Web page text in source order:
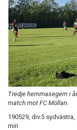
Tredje hemmasegern i
match mot FC Möllan.
190529, div.5
min